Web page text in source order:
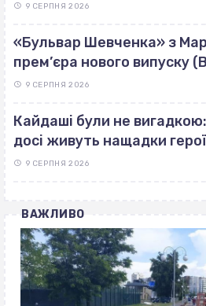
9 СЕРПНЯ 2026
«Бульвар Шевченка» з
прем’єра нового випуску
9 СЕРПНЯ 2026
Кайдаші були не
досі живуть нащадки
9 СЕРПНЯ 2026
ВАЖЛИВО